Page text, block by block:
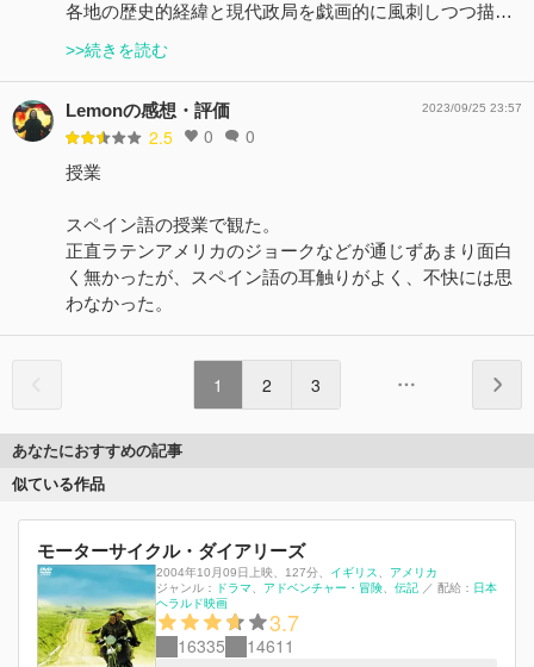
各地の歴史的経緯と現代政局を戯画的に風刺しつつ描…
>>続きを読む
Lemonの感想・評価
2.5 0 0
2023/09/25 23:57
授業
スペイン語の授業で観た。
正直ラテンアメリカのジョークなどが通じずあまり面白
く無かったが、スペイン語の耳触りがよく、不快には思
わなかった。
1 2 3
あなたにおすすめの記事
似ている作品
モーターサイクル・ダイアリーズ
2004年10月09日上映 127分 イギリス
アメリカ
ジャンル：
ドラマ アドベンチャー・冒険 伝記 ／ 配給： 日本
ヘラルド映画
3.7
16335 14611